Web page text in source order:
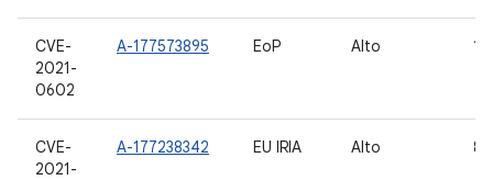
CVE-
2021-
0602
A-177573895 EoP Alto
CVE-
2021-
A-177238342 EU IRIA Alto